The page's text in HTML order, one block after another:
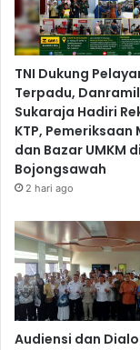
TNI Dukung
Terpadu, Danramil
Sukaraja Hadiri
KTP, Pemeriksaan
dan Bazar UMKM di
Bojongsawah
2 hari ago
Audiensi dan